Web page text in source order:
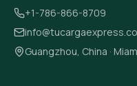
+1-786-866-8709
Guangzhou, China ·